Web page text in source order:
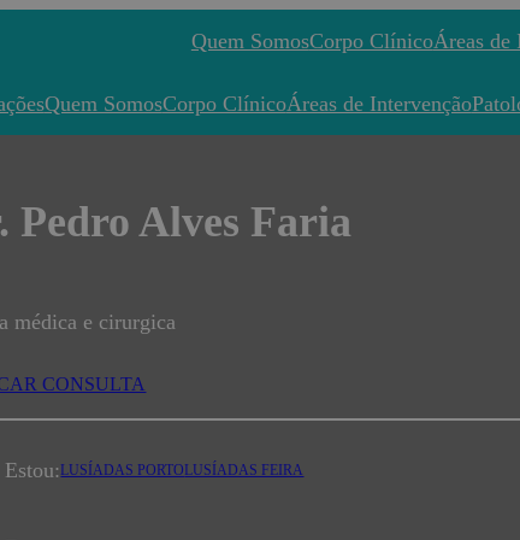
Quem SomosCorpo ClínicoÁreas de
Quem SomosCorpo ClínicoÁreas de Intervenção
Pedro Alves Faria
médica e cirurgica
CONSULTA
Estou:LUSÍADAS PORTOLUSÍADAS FEIRA